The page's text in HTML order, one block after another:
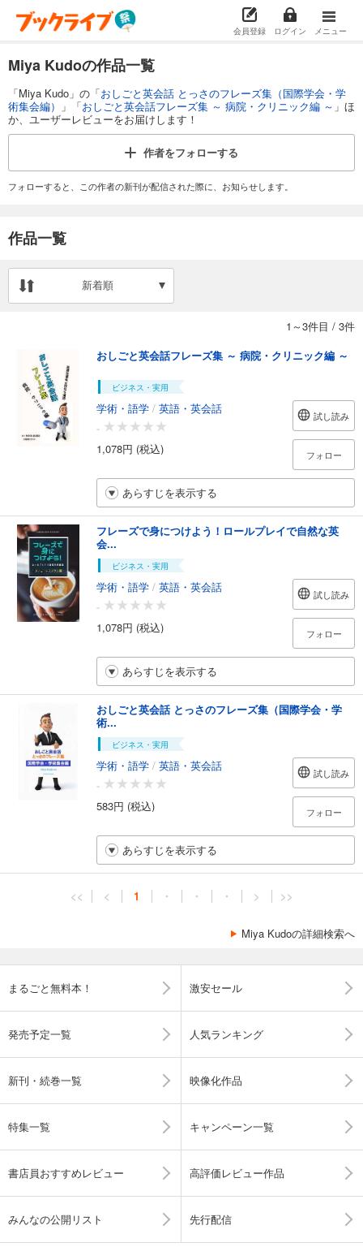
会員登録 ログイン メニュー
Miya Kudoの作品一覧
「Miya Kudo」の「おしごと英会話 とっさのフレーズ集（国際学会・学
術集会編）
」「おしごと英会話フレーズ集 ～ 病院・クリニック編 ～ 」ほ
か、ユーザーレビューをお届けします！
作者をフォローする
フォローすると、この作者の新刊が配信された際に、お知らせします。
作品一覧
新着順
1～3件目 / 3件
おしごと英会話フレーズ集 ～ 病院・クリニック編 ～
ビジネス・実用
学術・語学 / 英語・英会話
-
1,078円 (税込)
試し読み
フォロー
あらすじを表示する
フレーズで身につけよう！ロールプレイで自然な英
会...
ビジネス・実用
学術・語学 / 英語・英会話
-
1,078円 (税込)
試し読み
フォロー
あらすじを表示する
おしごと英会話 とっさのフレーズ集（国際学会・学
術...
ビジネス・実用
学術・語学 / 英語・英会話
-
583円 (税込)
試し読み
フォロー
あらすじを表示する
<< < 1 ・ ・ ・ > >>
Miya Kudoの詳細検索へ
まるごと無料本！ 激安セール
発売予定一覧 人気ランキング
新刊・続巻一覧 映像化作品
特集一覧 キャンペーン一覧
書店員おすすめレビュー 高評価レビュー作品
みんなの公開リスト 先行配信